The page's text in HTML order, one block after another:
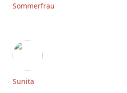
Sommerfrau
Sunita